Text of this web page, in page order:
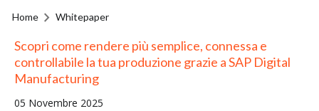
Home Whitepaper
Scopri come rendere più semplice, connessa e
controllabile la tua produzione grazie a SAP Digital
Manufacturing
05 Novembre 2025